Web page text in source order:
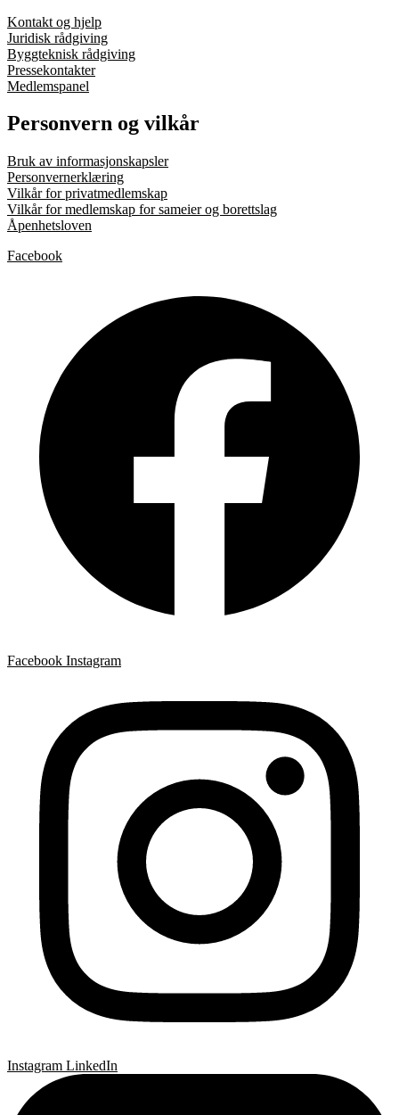
Kontakt og hjelp
Juridisk rådgiving
Byggteknisk rådgiving
Pressekontakter
Medlemspanel
Personvern og vilkår
Bruk av informasjonskapsler
Personvernerklæring
Vilkår for privatmedlemskap
Vilkår for medlemskap for sameier og borettslag
Åpenhetsloven
Facebook
Facebook Instagram
Instagram LinkedIn